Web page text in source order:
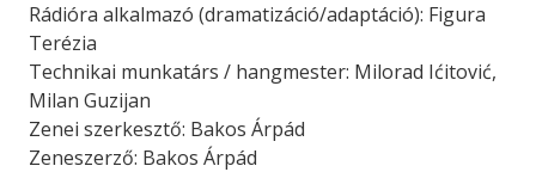
Rádióra alkalmazó (dramatizáció/adaptáció): Figura
Terézia
Technikai munkatárs / hangmester: Milorad Ićitović,
Milan Guzijan
Zenei szerkesztő: Bakos Árpád
Zeneszerző: Bakos Árpád